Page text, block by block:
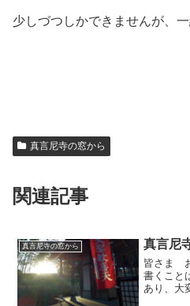
少しづつしかできませんが、
真言尼寺の窓から
関連記事
真言尼寺の窓から 真言尼
皆さま
書くこと
あり、大